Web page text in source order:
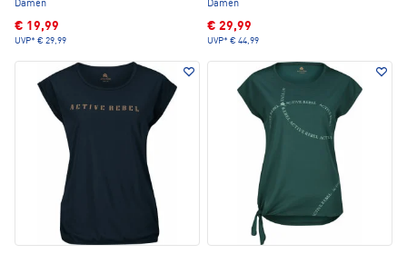
Damen
€ 19,99
UVP* € 29,99
Damen
€ 29,99
UVP* € 44,99